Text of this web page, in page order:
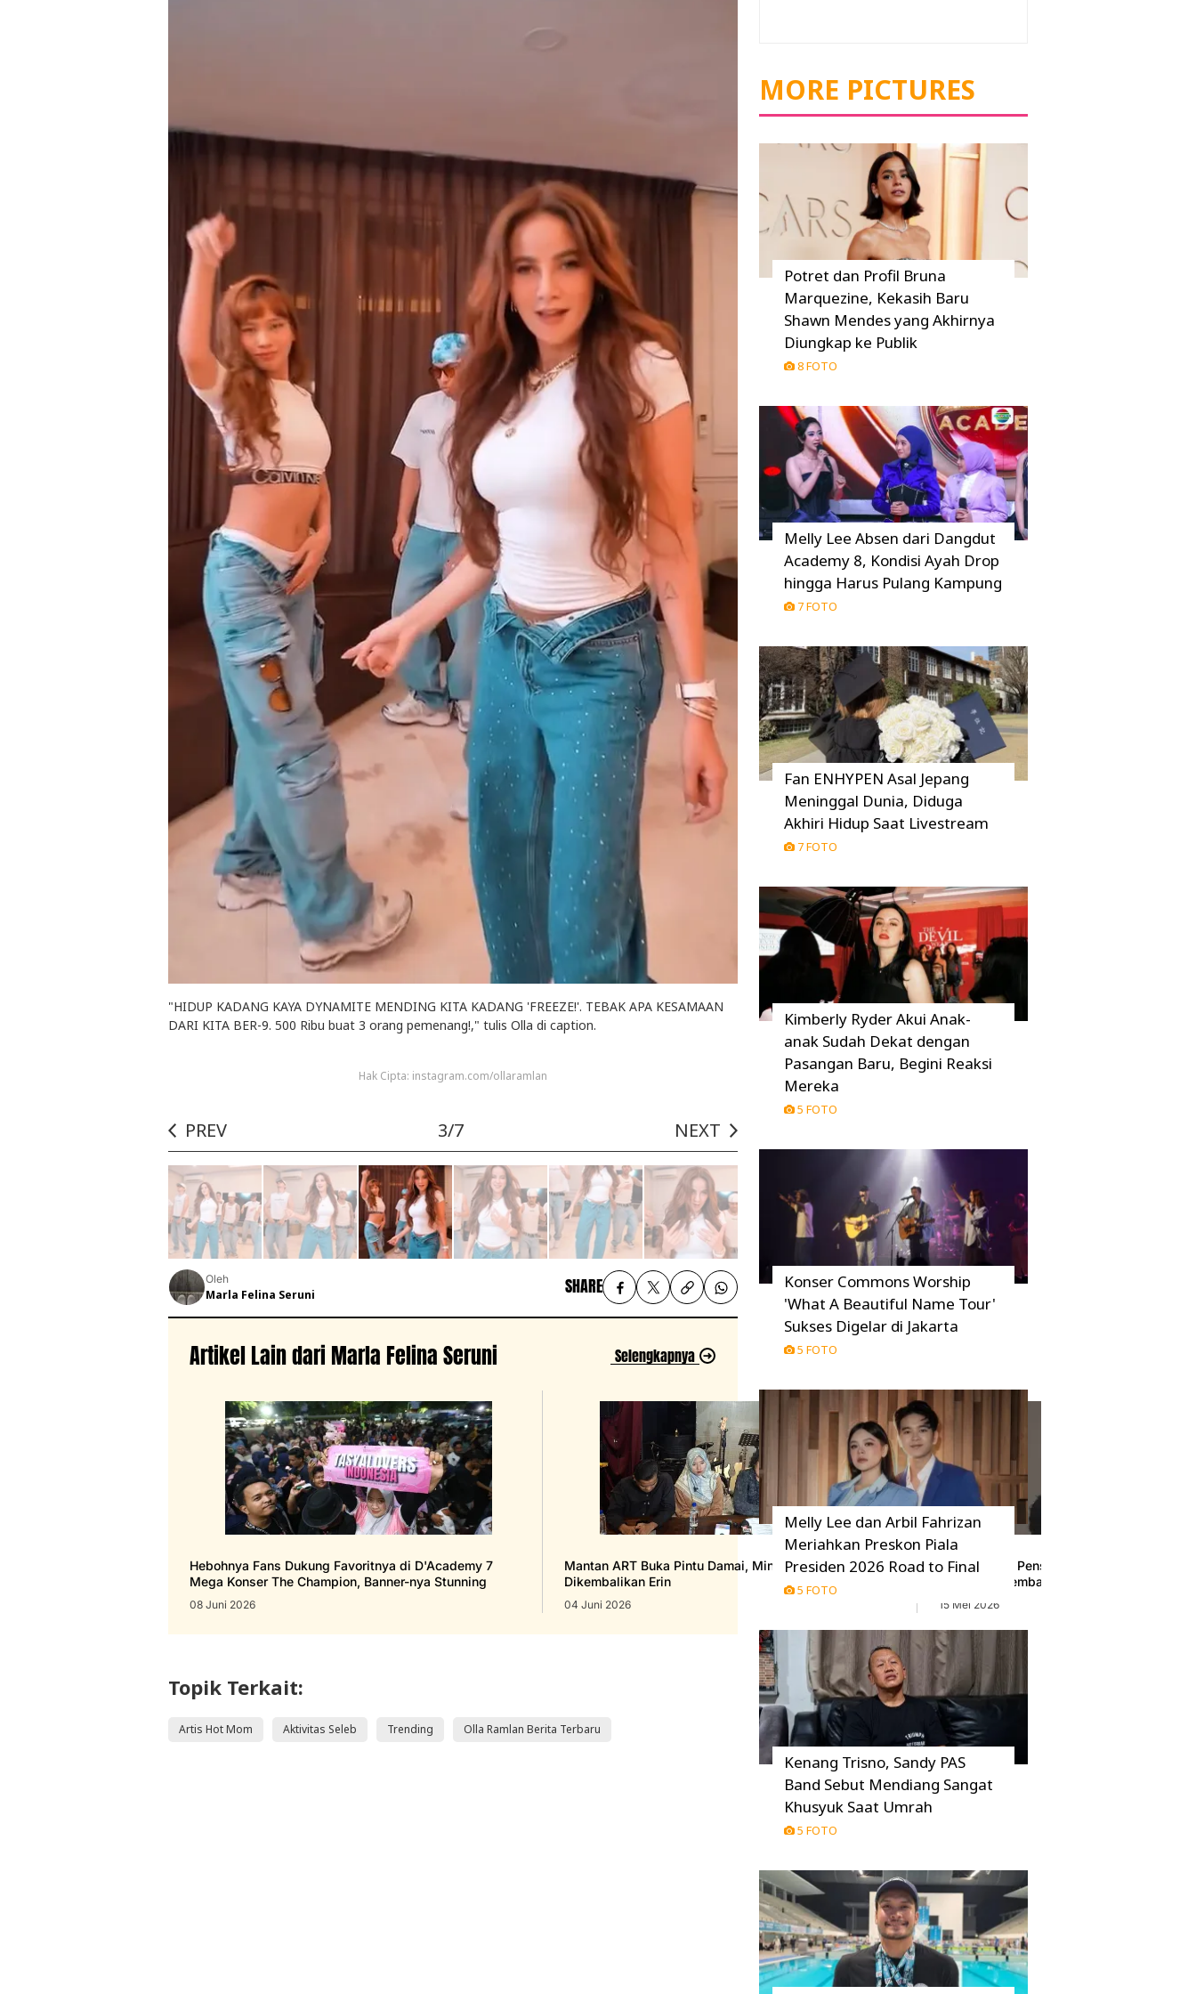
"HIDUP KADANG KAYA DYNAMITE MENDING KITA KADANG 'FREEZE!'. TEBAK APA KESAMAAN
DARI KITA BER-9. 500 Ribu buat 3 orang pemenang!," tulis Olla di caption.
Hak Cipta: instagram.com/ollaramlan
PREV 3/7 NEXT
Oleh
Marla Felina Seruni SHARE
Artikel Lain dari Marla Felina Seruni Selengkapnya
Hebohnya Fans Dukung Favoritnya di D'Academy 7
Mega Konser The Champion, Banner-nya Stunning
08 Juni 2026
Mantan ART Buka Pintu Damai, Minta Haknya
Dikembalikan Erin
04 Juni 2026
Jang Dongju Pensiun Dini dari Dunia
Peretasan Kembali Disorot
15 Mei 2026
Topik Terkait:
Artis Hot Mom Aktivitas Seleb Trending Olla Ramlan Berita Terbaru
MORE PICTURES
Potret dan Profil Bruna
Marquezine, Kekasih Baru
Shawn Mendes yang Akhirnya
Diungkap ke Publik
8 FOTO
Melly Lee Absen dari Dangdut
Academy 8, Kondisi Ayah Drop
hingga Harus Pulang Kampung
7 FOTO
Fan ENHYPEN Asal Jepang
Meninggal Dunia, Diduga
Akhiri Hidup Saat Livestream
7 FOTO
Kimberly Ryder Akui Anak-
anak Sudah Dekat dengan
Pasangan Baru, Begini Reaksi
Mereka
5 FOTO
Konser Commons Worship
'What A Beautiful Name Tour'
Sukses Digelar di Jakarta
5 FOTO
Melly Lee dan Arbil Fahrizan
Meriahkan Preskon Piala
Presiden 2026 Road to Final
5 FOTO
Kenang Trisno, Sandy PAS
Band Sebut Mendiang Sangat
Khusyuk Saat Umrah
5 FOTO